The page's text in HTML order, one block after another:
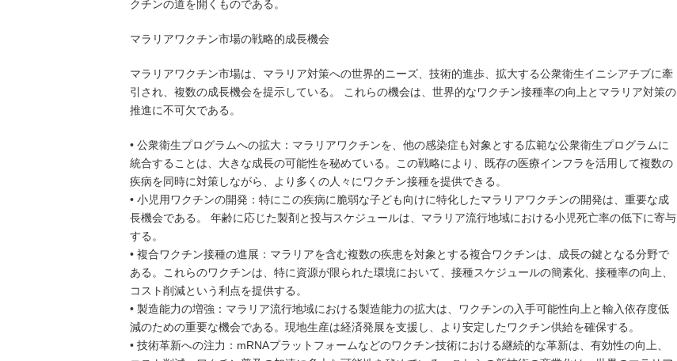
クチンの道を開くものである。
マラリアワクチン市場の戦略的成長機会
マラリアワクチン市場は、マラリア対策への世界的ニーズ、技術的進歩、拡大する公衆衛生イニシアチブに牽
引され、複数の成長機会を提示している。 これらの機会は、世界的なワクチン接種率の向上とマラリア対策の
推進に不可欠である。
• 公衆衛生プログラムへの拡大：マラリアワクチンを、他の感染症も対象とする広範な公衆衛生プログラムに
統合することは、大きな成長の可能性を秘めている。この戦略により、既存の医療インフラを活用して複数の
疾病を同時に対策しながら、より多くの人々にワクチン接種を提供できる。
• 小児用ワクチンの開発：特にこの疾病に脆弱な子ども向けに特化したマラリアワクチンの開発は、重要な成
長機会である。 年齢に応じた製剤と投与スケジュールは、マラリア流行地域における小児死亡率の低下に寄与
する。
• 複合ワクチン接種の進展：マラリアを含む複数の疾患を対象とする複合ワクチンは、成長の鍵となる分野で
ある。これらのワクチンは、特に資源が限られた環境において、接種スケジュールの簡素化、接種率の向上、
コスト削減という利点を提供する。
• 製造能力の増強：マラリア流行地域における製造能力の拡大は、ワクチンの入手可能性向上と輸入依存度低
減のための重要な機会である。現地生産は経済発展を支援し、より安定したワクチン供給を確保する。
• 技術革新への注力：mRNAプラットフォームなどのワクチン技術における継続的な革新は、有効性の向上、